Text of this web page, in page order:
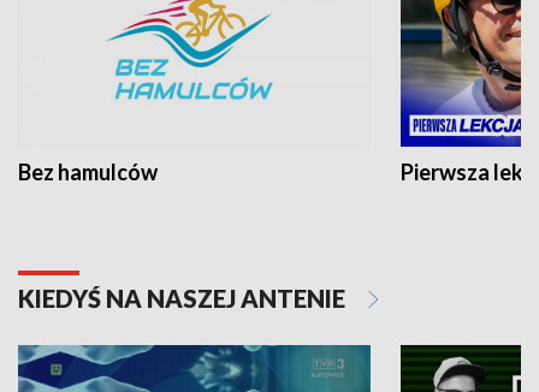
Bez hamulców Pierwsza
KIEDYŚ NA NASZEJ ANTENIE